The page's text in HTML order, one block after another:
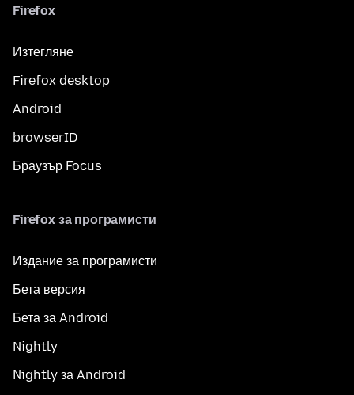
Firefox
Изтегляне
Firefox desktop
Android
browserID
Браузър Focus
Firefox за програмисти
Издание за програмисти
Бета версия
Бета за Android
Nightly
Nightly за Android